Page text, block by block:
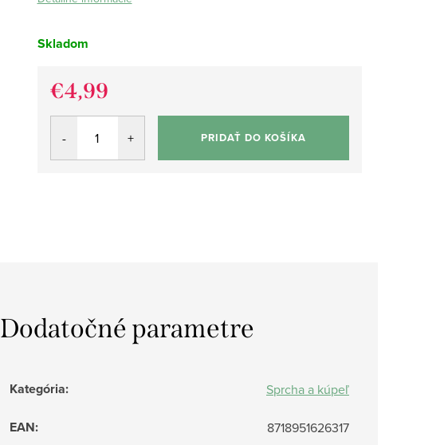
Skladom
€4,99
Jednotková
PRIDAŤ DO KOŠÍKA
Dodatočné parametre
Kategória: Sprcha a kúpeľ
EAN: 8718951626317